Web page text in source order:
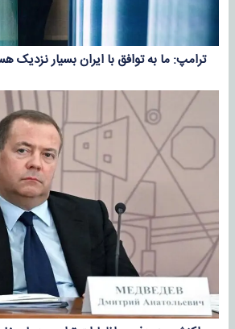
ترامپ: ما به توافق با ایران بسیار نزدیک